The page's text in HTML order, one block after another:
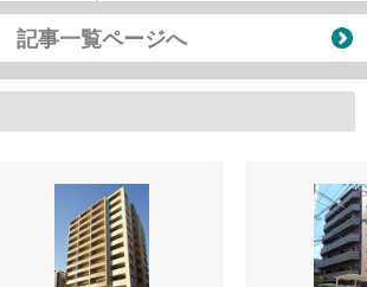
記事一覧ページへ